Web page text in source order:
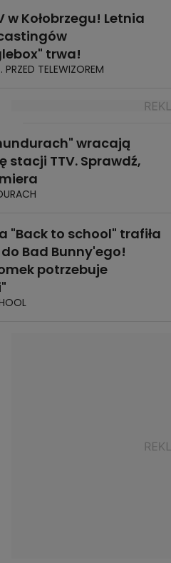
w Kołobrzegu! Letnia
trwa!
TELEWIZOREM
wracają
stacji TTV. Sprawdź,
"Back to school" trafiła
Bad Bunny'ego!
potrzebuje